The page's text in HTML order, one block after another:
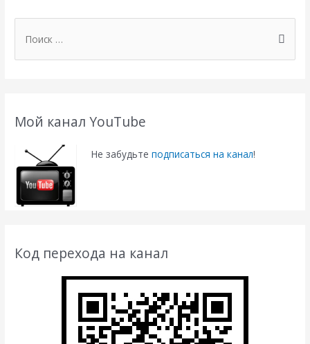
и
:Мой канал YouTube
Не забудьте подписаться на канал!
Код перехода на канал